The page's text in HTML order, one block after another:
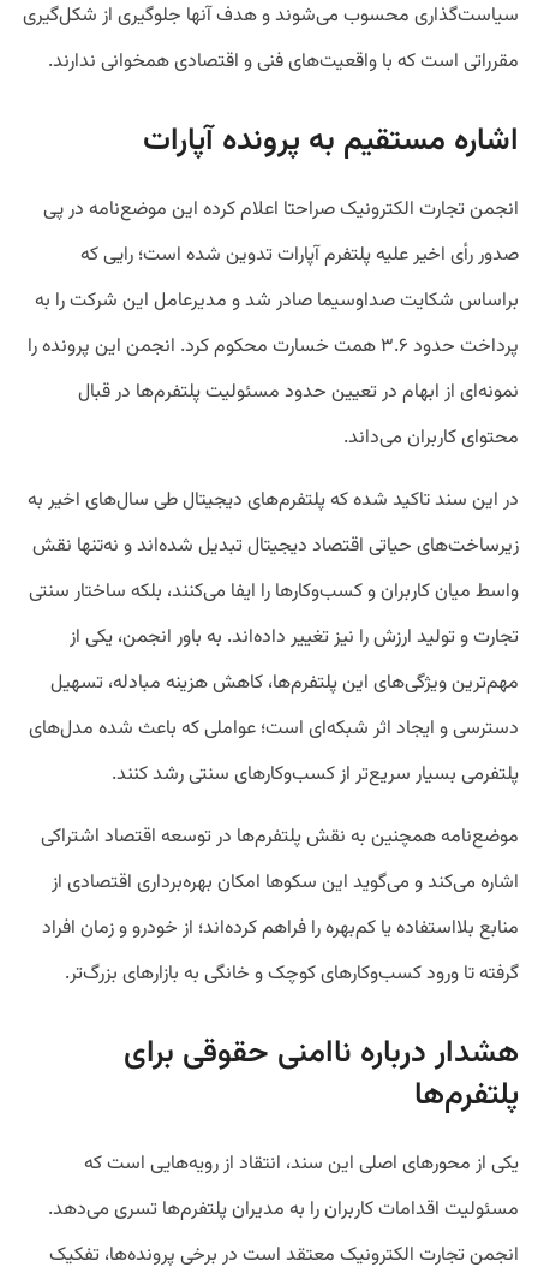
سیاست‌گذاری محسوب می‌شوند و هدف آنها جلوگیری از شکل‌گیری
مقرراتی است که با واقعیت‌های فنی و اقتصادی همخوانی ندارند.
اشاره مستقیم به پرونده آپارات
انجمن تجارت الکترونیک صراحتا اعلام کرده این موضع‌نامه در پی
صدور رأی اخیر علیه پلتفرم آپارات تدوین شده است؛ رایی که
براساس شکایت صداوسیما صادر شد و مدیرعامل این شرکت را به
پرداخت حدود ۳.۶ همت خسارت محکوم کرد. انجمن این پرونده را
نمونه‌ای از ابهام در تعیین حدود مسئولیت پلتفرم‌ها در قبال
محتوای کاربران می‌داند.
در این سند تاکید شده که پلتفرم‌های دیجیتال طی سال‌های اخیر به
زیرساخت‌های حیاتی اقتصاد دیجیتال تبدیل شده‌اند و نه‌تنها نقش
واسط میان کاربران و کسب‌وکارها را ایفا می‌کنند، بلکه ساختار سنتی
تجارت و تولید ارزش را نیز تغییر داده‌اند. به باور انجمن، یکی از
مهم‌ترین ویژگی‌های این پلتفرم‌ها، کاهش هزینه مبادله، تسهیل
دسترسی و ایجاد اثر شبکه‌ای است؛ عواملی که باعث شده مدل‌های
پلتفرمی بسیار سریع‌تر از کسب‌وکارهای سنتی رشد کنند.
موضع‌نامه همچنین به نقش پلتفرم‌ها در توسعه اقتصاد اشتراکی
اشاره می‌کند و می‌گوید این سکوها امکان بهره‌برداری اقتصادی از
منابع بلااستفاده یا کم‌بهره را فراهم کرده‌اند؛ از خودرو و زمان افراد
گرفته تا ورود کسب‌وکارهای کوچک و خانگی به بازارهای بزرگ‌تر.
هشدار درباره ناامنی حقوقی برای
پلتفرم‌ها
یکی از محورهای اصلی این سند، انتقاد از رویه‌هایی است که
مسئولیت اقدامات کاربران را به مدیران پلتفرم‌ها تسری می‌دهد.
انجمن تجارت الکترونیک معتقد است در برخی پرونده‌ها، تفکیک